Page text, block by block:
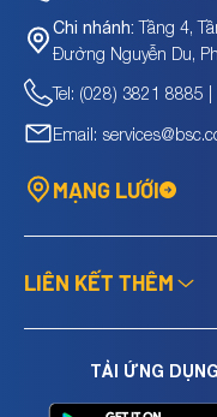
Chi nhánh: Tầng 4,
Đường Nguyễn Du,
Tel: (028) 3821 8885
Email:
MẠNG LƯỚI
LIÊN KẾT THÊM
TẢI ỨNG